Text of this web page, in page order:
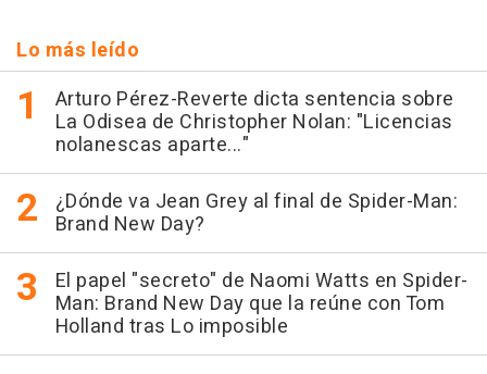
Lo más leído
Arturo Pérez-Reverte dicta sentencia sobre
La Odisea de Christopher Nolan: "Licencias
nolanescas aparte..."
¿Dónde va Jean Grey al final de Spider-Man:
Brand New Day?
El papel "secreto" de Naomi Watts en Spider-
Man: Brand New Day que la reúne con Tom
Holland tras Lo imposible